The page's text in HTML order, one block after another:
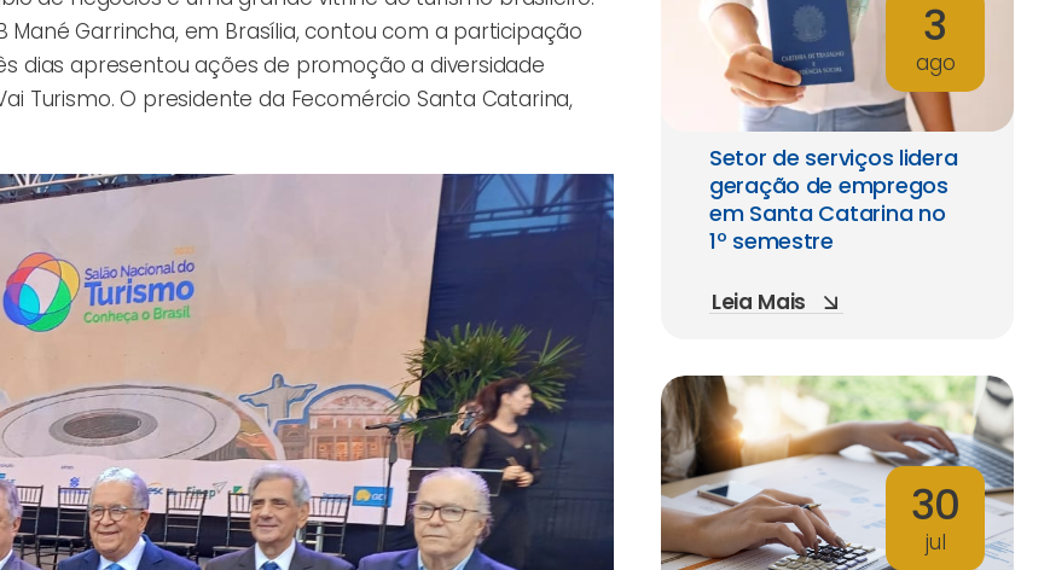
Garrincha, em Brasília, contou com a participação
dias apresentou ações de promoção a diversidade
Turismo. O presidente da Fecomércio Santa Catarina,
3
ago
Setor de serviços lidera
geração de empregos
em Santa Catarina no
1º semestre
Leia Mais
30
jul